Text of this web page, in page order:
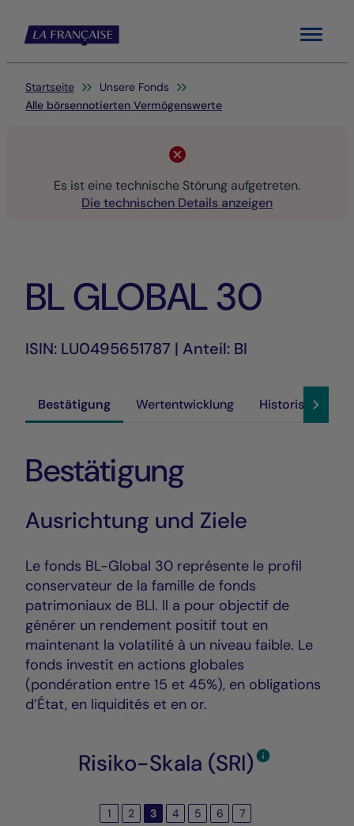
Menu
Sie befinden sich hier:
Startseite
Unsere Fonds
Alle börsennotierten Vermögenswerte
Es ist eine technische Störung aufgetreten.
Die technischen Details anzeigen
BL GLOBAL 30
ISIN: LU0495651787 | Anteil: BI
Bestätigung Wertentwicklung Historische
Bestätigung
Ausrichtung und Ziele
Le fonds BL-Global 30 représente le profil
conservateur de la famille de fonds
patrimoniaux de BLI. Il a pour objectif de
générer un rendement positif tout en
maintenant la volatilité à un niveau faible. Le
fonds investit en actions globales
(pondération entre 15 et 45%), en obligations
d’État, en liquidités et en or.
Risiko-Skala (SRI)
1 2 3 4 5 6 7